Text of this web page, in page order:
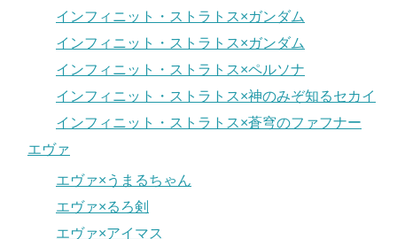
インフィニット・ストラトス×ガンダム
インフィニット・ストラトス×ガンダム
インフィニット・ストラトス×ペルソナ
インフィニット・ストラトス×神のみぞ知るセカイ
インフィニット・ストラトス×蒼穹のファフナー
エヴァ
エヴァ×うまるちゃん
エヴァ×るろ剣
エヴァ×アイマス